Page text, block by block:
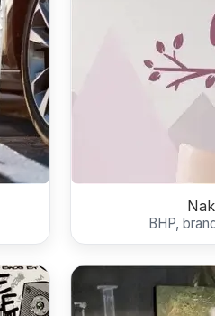
BHP,